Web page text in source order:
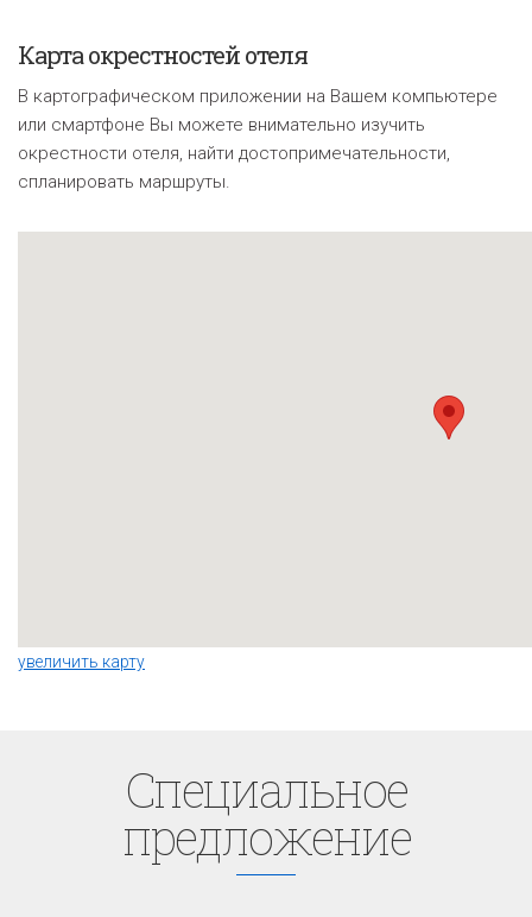
Карта окрестностей отеля
В картографическом приложении на Вашем компьютере
или смартфоне Вы можете внимательно изучить
окрестности отеля, найти достопримечательности,
спланировать маршруты.
увеличить карту
Cпециaльное
предложение